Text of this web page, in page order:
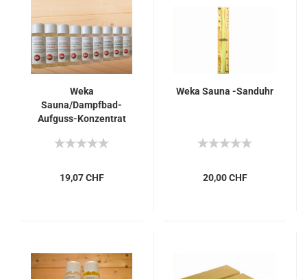
Weka
Sauna/Dampfbad-
Aufguss-Konzentrat
19,07 CHF
Weka Sauna -Sanduhr
20,00 CHF